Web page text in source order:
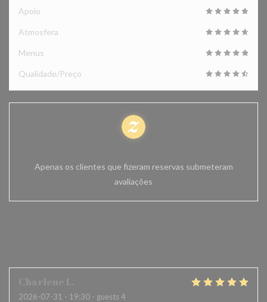
2026-07-31 - 19:30 - guests 4
Apoio
Atmosfera
Menus
Qualidade/Preço
Apenas os clientes que fizeram reservas submeteram
avaliações